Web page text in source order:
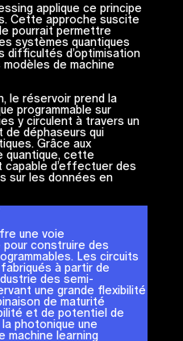
applique ce principe
Cette approche suscite
pourrait permettre
systèmes quantiques
difficultés d’optimisation
de machine
le réservoir prend la
programmable sur
y circulent à travers un
de déphaseurs qui
Grâce aux
quantique, cette
d’effectuer des
sur les données en
une voie
construire des
Les circuits
à partir de
des semi-
une grande flexibilité
de maturité
et de potentiel de
photonique une
machine learning